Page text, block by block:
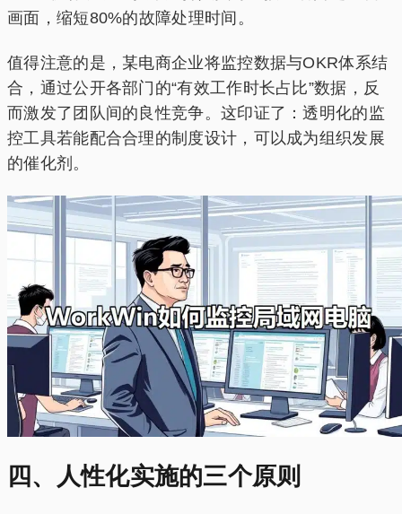
画面，缩短80%的故障处理时间。
值得注意的是，某电商企业将监控数据与OKR体系结
合，通过公开各部门的“有效工作时长占比”数据，反
而激发了团队间的良性竞争。这印证了：透明化的监
控工具若能配合合理的制度设计，可以成为组织发展
的催化剂。
四、人性化实施的三个原则